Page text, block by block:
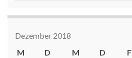
Dezember 2018
M
D M D F